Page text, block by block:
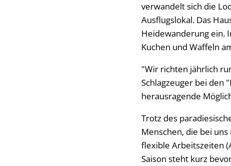
verwandelt sich die
Ausflugslokal. Das
Heidewanderung ein.
Kuchen und Waffeln
"Wir richten jährlich
Schlagzeuger bei den
herausragende
Trotz des
Menschen, die bei
flexible Arbeitszeiten
Saison steht kurz